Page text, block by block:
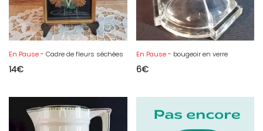
En Pause- Cadre de fleurs séchées
14€
En Pause- bougeoir en verre
6€